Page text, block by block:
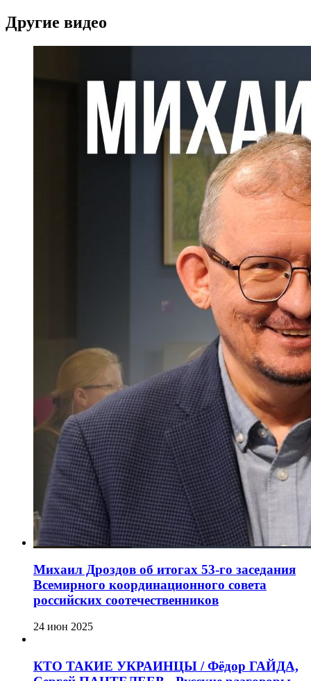
Другие видео
Михаил Дроздов об итогах 53-го заседания
Всемирного координационного совета
российских соотечественников
24 июн 2025
КТО ТАКИЕ УКРАИНЦЫ / Фёдор ГАЙДА,